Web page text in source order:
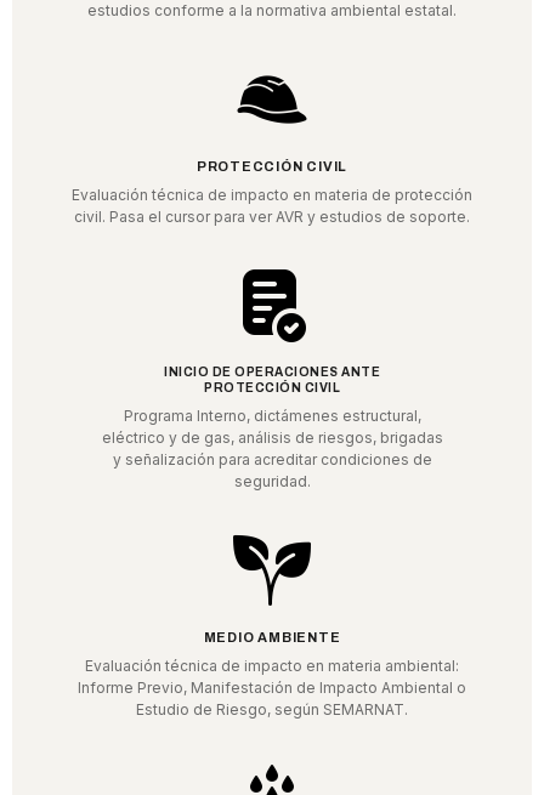
estudios conforme a la normativa ambiental estatal.
PROTECCIÓN CIVIL
Evaluación técnica de impacto en materia de protección
civil. Pasa el cursor para ver AVR y estudios de soporte.
INICIO DE OPERACIONES ANTE
PROTECCIÓN CIVIL
Programa Interno, dictámenes estructural,
eléctrico y de gas, análisis de riesgos, brigadas
y señalización para acreditar condiciones de
seguridad.
MEDIO AMBIENTE
Evaluación técnica de impacto en materia ambiental:
Informe Previo, Manifestación de Impacto Ambiental o
Estudio de Riesgo, según SEMARNAT.